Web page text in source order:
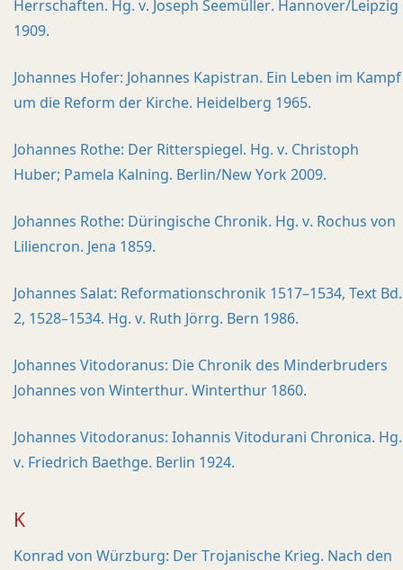
Herrschaften. Hg. v. Joseph Seemüller. Hannover/Leipzig
1909.
Johannes Hofer: Johannes Kapistran. Ein Leben im Kampf
um die Reform der Kirche. Heidelberg 1965.
Johannes Rothe: Der Ritterspiegel. Hg. v. Christoph
Huber; Pamela Kalning. Berlin/New York 2009.
Johannes Rothe: Düringische Chronik. Hg. v. Rochus von
Liliencron. Jena 1859.
Johannes Salat: Reformationschronik 1517–1534, Text Bd.
2, 1528–1534. Hg. v. Ruth Jörrg. Bern 1986.
Johannes Vitodoranus: Die Chronik des Minderbruders
Johannes von Winterthur. Winterthur 1860.
Johannes Vitodoranus: Iohannis Vitodurani Chronica. Hg.
v. Friedrich Baethge. Berlin 1924.
K
Konrad von Würzburg: Der Trojanische Krieg. Nach den